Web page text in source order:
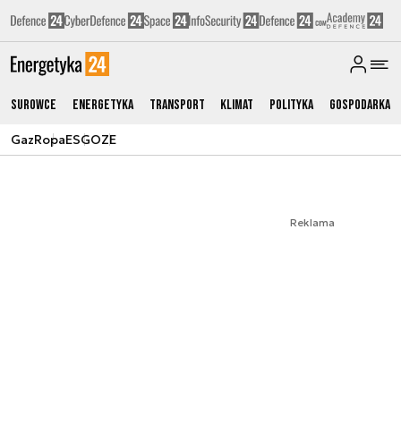
Surowce Energetyka Transport Klimat Polityka Gospodarka
GazRopaESGOZE
Reklama